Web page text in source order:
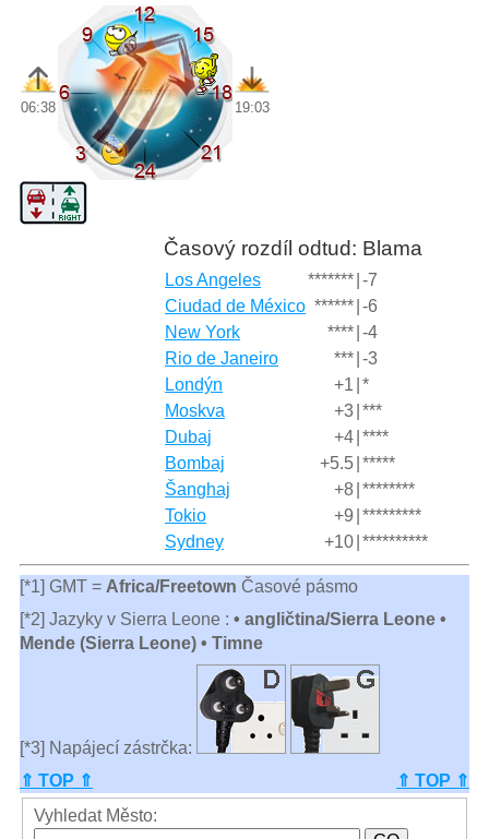
06:38 19:03
Časový rozdíl odtud: Blama
Los Angeles ******* -7
Ciudad de México ****** -6
New York
**** -4
Rio de Janeiro
*** -3
Londýn
+1 *
Moskva
+3 ***
Dubaj
+4 ****
Bombaj
+5.5 *****
Šanghaj
+8 ********
Tokio
+9 *********
Sydney
+10 **********
[*1] GMT = Africa/Freetown Časové pásmo
[*2] Jazyky v Sierra Leone : • angličtina/Sierra Leone •
Mende (Sierra Leone) • Timne
[*3] Napájecí zástrčka:
⇑ TOP ⇑
⇑ TOP ⇑
Vyhledat Město: